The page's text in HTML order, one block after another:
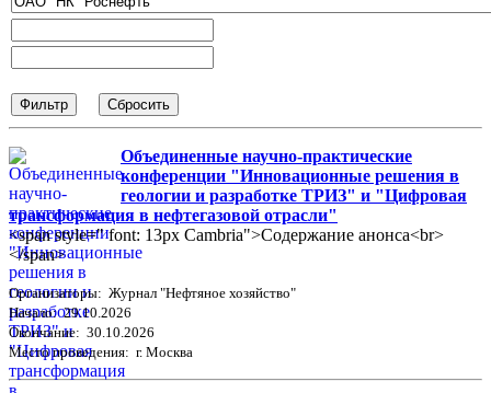
Объединенные научно-практические
конференции "Инновационные решения в
геологии и разработке ТРИЗ" и "Цифровая
трансформация в нефтегазовой отрасли"
<span style=" font: 13px Cambria">Содержание анонса<br>
</span>
Организаторы: Журнал "Нефтяное хозяйство"
Начало: 29.10.2026
Окончание: 30.10.2026
Место проведения: г. Москва